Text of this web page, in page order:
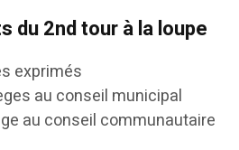
du 2nd tour à la loupe
exprimés
au conseil municipal
au conseil communautaire